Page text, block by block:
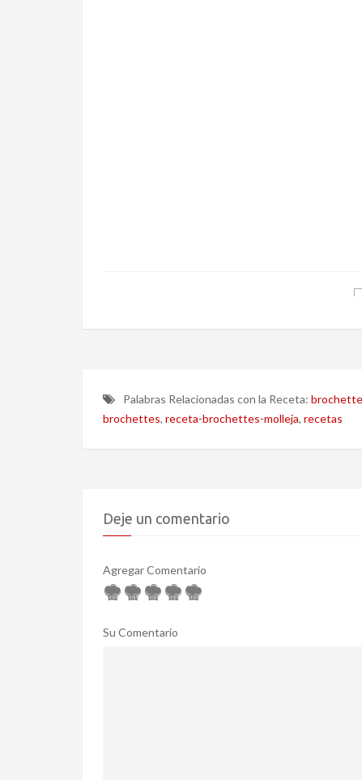
Palabras Relacionadas con la Receta:
brochettes, receta-brochettes-molleja, recetas
Deje un comentario
Agregar Comentario
Su Comentario